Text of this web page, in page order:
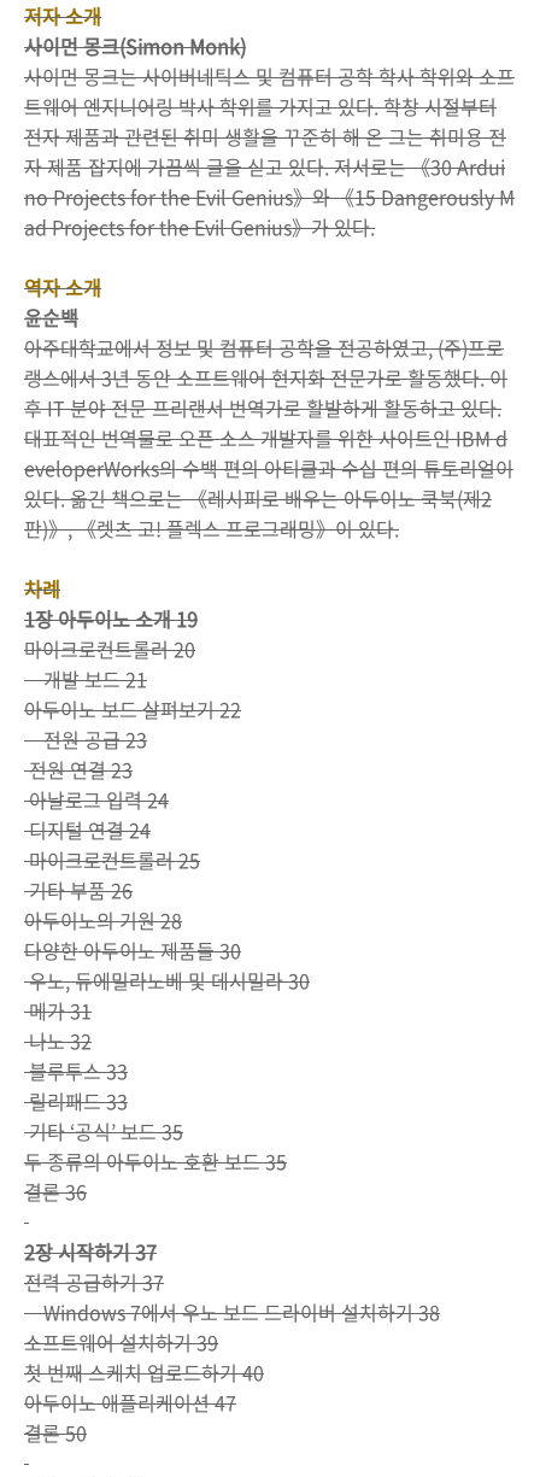
저자 소개
사이먼 몽크(Simon Monk)
사이먼 몽크는 사이버네틱스 및 컴퓨터 공학 학사 학위와 소프
트웨어 엔지니어링 박사 학위를 가지고 있다. 학창 시절부터
전자 제품과 관련된 취미 생활을 꾸준히 해 온 그는 취미용 전
자 제품 잡지에 가끔씩 글을 싣고 있다. 저서로는 《30 Ardui
no Projects for the Evil Genius》와 《15 Dangerously M
ad Projects for the Evil Genius》가 있다.
역자 소개
윤순백
아주대학교에서 정보 및 컴퓨터 공학을 전공하였고, (주)프로
랭스에서 3년 동안 소프트웨어 현지화 전문가로 활동했다. 이
후 IT 분야 전문 프리랜서 번역가로 활발하게 활동하고 있다.
대표적인 번역물로 오픈 소스 개발자를 위한 사이트인 IBM d
eveloperWorks의 수백 편의 아티클과 수십 편의 튜토리얼이
있다. 옮긴 책으로는 《레시피로 배우는 아두이노 쿡북(제2
판)》, 《렛츠 고! 플렉스 프로그래밍》이 있다.
차례
1장 아두이노 소개 19
마이크로컨트롤러 20
개발 보드 21
아두이노 보드 살펴보기 22
전원 공급 23
전원 연결 23
아날로그 입력 24
디지털 연결 24
마이크로컨트롤러 25
기타 부품 26
아두이노의 기원 28
다양한 아두이노 제품들 30
우노, 듀에밀라노베 및 데시밀라 30
메가 31
나노 32
블루투스 33
릴리패드 33
기타 ‘공식’ 보드 35
두 종류의 아두이노 호환 보드 35
결론 36
2장 시작하기 37
전력 공급하기 37
Windows 7에서 우노 보드 드라이버 설치하기 38
소프트웨어 설치하기 39
첫 번째 스케치 업로드하기 40
아두이노 애플리케이션 47
결론 50